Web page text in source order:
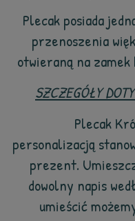
Plecak posiada
przenoszenia
otwieraną na
SZCZEGÓŁY
Plecak
personalizacją
prezent.
dowolny napis
umieścić